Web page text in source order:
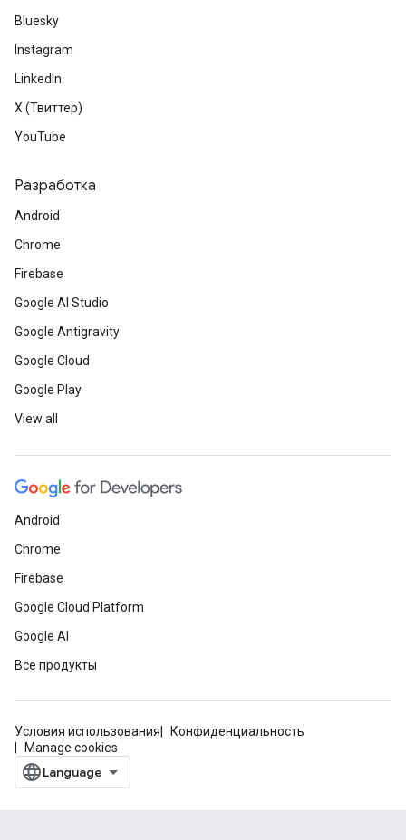
Bluesky
Instagram
LinkedIn
X (Твиттер)
YouTube
Разработка
Android
Chrome
Firebase
Google AI Studio
Google Antigravity
Google Cloud
Google Play
View all
Android
Chrome
Firebase
Google Cloud Platform
Google AI
Все продукты
Условия использования
Конфиденциальность
Manage cookies